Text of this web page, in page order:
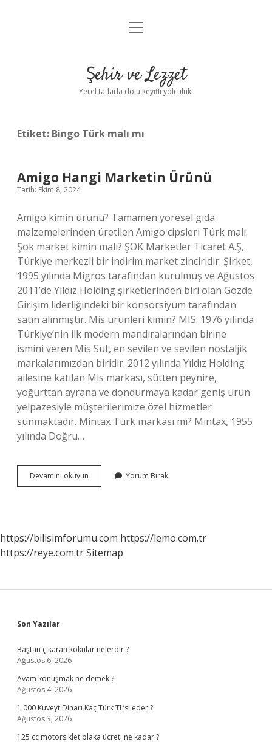
Anasayfa
Yasal Uyarı
menüyü
Şehir ve Lezzet
Yerel tatlarla dolu keyifli yolculuk!
Etiket: Bingo Türk malı mı
Amigo Hangi Marketin Ürünü
Tarih: Ekim 8, 2024
Amigo kimin ürünü? Tamamen yöresel gıda
malzemelerinden üretilen Amigo cipsleri Türk malı.
Şok market kimin malı? ŞOK Marketler Ticaret A.Ş,
Türkiye merkezli bir indirim market zinciridir. Şirket,
1995 yılında Migros tarafından kurulmuş ve Ağustos
2011’de Yıldız Holding şirketlerinden biri olan Gözde
Girişim liderliğindeki bir konsorsiyum tarafından
satın alınmıştır. Mis ürünleri kimin? MIS: 1976 yılında
Türkiye’nin ilk modern mandıralarından birine
ismini veren Mis Süt, en sevilen ve sevilen nostaljik
markalarımızdan biridir. 2012 yılında Yıldız Holding
ailesine katılan Mis markası, sütten peynire,
yoğurttan ayrana ve dondurmaya kadar geniş ürün
yelpazesiyle müşterilerimize özel hizmetler
sunmaktadır. Mintax Türk markası mı? Mintax, 1955
yılında Doğru…
Devamını okuyun
Hangi
Yorum Bırak
https://bilisimforumu.com https://lemo.com.tr
https://reye.com.trSitemap
Sidebar
Son Yazılar
Baştan çıkaran kokular nelerdir ?
Ağustos 6, 2026
Avam konuşmak ne demek ?
Ağustos 4, 2026
1.000 Kuveyt Dinarı Kaç Türk TL’si eder ?
Ağustos 3, 2026
125 cc motorsiklet plaka ücreti ne kadar ?